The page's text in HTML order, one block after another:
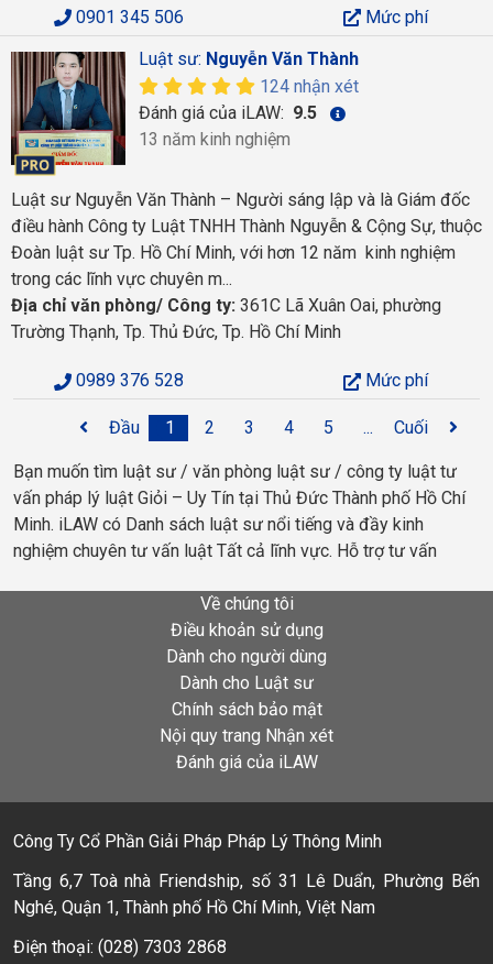
0901 345 506
Mức phí
Luật sư: Nguyễn Văn Thành
124 nhận xét
Đánh giá của iLAW: 9.5
13 năm kinh nghiệm
Luật sư Nguyễn Văn Thành – Người sáng lập và là Giám đốc
điều hành Công ty Luật TNHH Thành Nguyễn & Cộng Sự, thuộc
Đoàn luật sư Tp. Hồ Chí Minh, với hơn 12 năm kinh nghiệm
trong các lĩnh vực chuyên m...
Địa chỉ văn phòng/ Công ty: 361C Lã Xuân Oai, phường
Trường Thạnh, Tp. Thủ Đức, Tp. Hồ Chí Minh
0989 376 528 Mức phí
Đầu 1 2 3 4 5 ... Cuối
Bạn muốn tìm luật sư / văn phòng luật sư / công ty luật tư
vấn pháp lý luật Giỏi – Uy Tín tại Thủ Đức Thành phố Hồ Chí
Minh. iLAW có Danh sách luật sư nổi tiếng và đầy kinh
nghiệm chuyên tư vấn luật Tất cả lĩnh vực. Hỗ trợ tư vấn
Về chúng tôi
Điều khoản sử dụng
Dành cho người dùng
Dành cho Luật sư
Chính sách bảo mật
Nội quy trang Nhận xét
Đánh giá của iLAW
Công Ty Cổ Phần Giải Pháp Pháp Lý Thông Minh
Tầng 6,7 Toà nhà Friendship, số 31 Lê Duẩn, Phường Bến
Nghé, Quận 1, Thành phố Hồ Chí Minh, Việt Nam
Điện thoại: (028) 7303 2868